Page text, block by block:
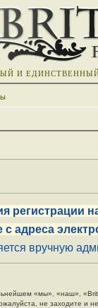
И
регистрации
адреса
вручную
«мы», «наш»,
не заходите и